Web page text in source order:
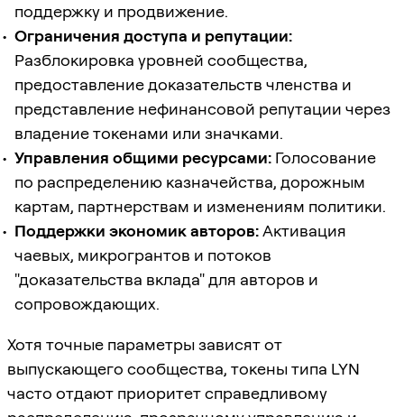
поддержку и продвижение.
Ограничения доступа и репутации:
Разблокировка уровней сообщества,
предоставление доказательств членства и
представление нефинансовой репутации через
владение токенами или значками.
Управления общими ресурсами: Голосование
по распределению казначейства, дорожным
картам, партнерствам и изменениям политики.
Поддержки экономик авторов:Активация
чаевых, микрогрантов и потоков
"доказательства вклада" для авторов и
сопровождающих.
Хотя точные параметры зависят от
выпускающего сообщества, токены типа LYN
часто отдают приоритет справедливому